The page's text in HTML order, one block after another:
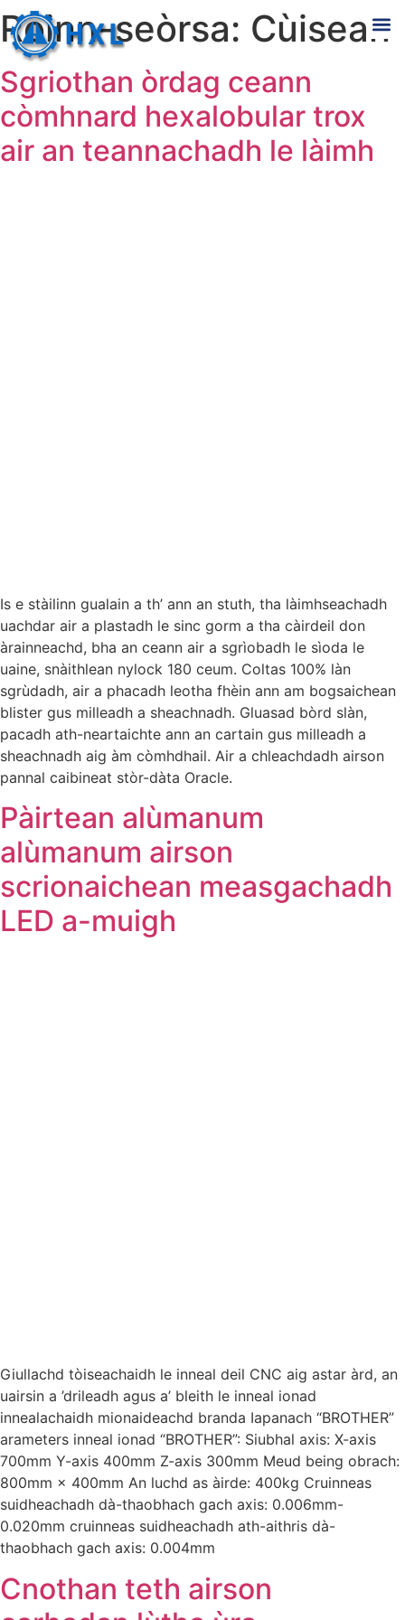
Roinn-seòrsa: Cùisean
Sgriothan òrdag ceann
còmhnard hexalobular trox
air an teannachadh le làimh
Is e stàilinn gualain a th’ ann an stuth, tha làimhseachadh
uachdar air a plastadh le sinc gorm a tha càirdeil don
àrainneachd, bha an ceann air a sgrìobadh le sìoda le
uaine, snàithlean nylock 180 ceum. Coltas 100% làn
sgrùdadh, air a phacadh leotha fhèin ann am bogsaichean
blister gus milleadh a sheachnadh. Gluasad bòrd slàn,
pacadh ath-neartaichte ann an cartain gus milleadh a
sheachnadh aig àm còmhdhail. Air a chleachdadh airson
pannal caibineat stòr-dàta Oracle.
Pàirtean alùmanum
alùmanum airson
scrionaichean measgachadh
LED a-muigh
Giullachd tòiseachaidh le inneal deil CNC aig astar àrd, an
uairsin a ’drileadh agus a’ bleith le inneal ionad
innealachaidh mionaideachd branda Iapanach “BROTHER”
arameters inneal ionad “BROTHER”: Siubhal axis: X-axis
700mm Y-axis 400mm Z-axis 300mm Meud being obrach:
800mm × 400mm An luchd as àirde: 400kg Cruinneas
suidheachadh dà-thaobhach gach axis: 0.006mm-
0.020mm cruinneas suidheachadh ath-aithris dà-
thaobhach gach axis: 0.004mm
Cnothan teth airson